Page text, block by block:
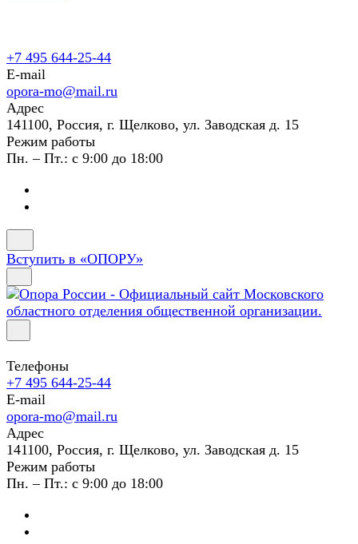
+7 495 644-25-44
E-mail
opora-mo@mail.ru
Адрес
141100, Россия, г. Щелково, ул. Заводская д. 15
Режим работы
Пн. – Пт.: с 9:00 до 18:00
Вступить в «ОПОРУ»
Телефоны
+7 495 644-25-44
E-mail
opora-mo@mail.ru
Адрес
141100, Россия, г. Щелково, ул. Заводская д. 15
Режим работы
Пн. – Пт.: с 9:00 до 18:00